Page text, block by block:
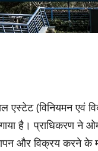
एस्टेट (विनियमन
है। प्राधिकरण ने
और विक्रय करने के